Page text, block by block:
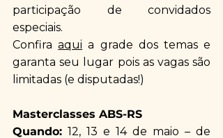
participação de convidados
especiais.
Confira aqui a grade dos temas e
garanta seu lugar pois as vagas são
limitadas (e disputadas!)
Masterclasses ABS-RS
Quando: 12, 13 e 14 de maio – de